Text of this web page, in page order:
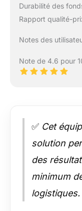
Durabilité des
Rapport qualité-
Notes des
Note de 4.6 pour
✅ Cet
solution
des
minimum
logistiques.